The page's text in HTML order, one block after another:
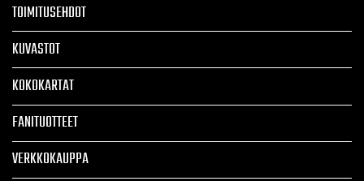
TOIMITUSEHDOT
KUVASTOT
KOKOKARTAT
FANITUOTTEET
VERKKOKAUPPA